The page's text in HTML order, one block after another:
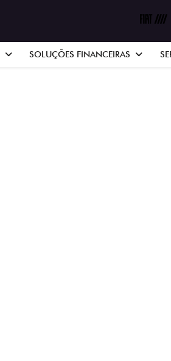
SOLUÇÕES FINANCEIRAS